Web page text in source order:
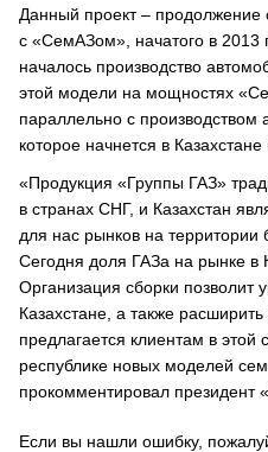
Данный проект – продолжение
с «СемАЗом», начатого в 2013
началось производство
этой модели на мощностях
параллельно с производством
которое начнется в Казахстане
«Продукция «Группы ГАЗ»
в странах СНГ, и Казахстан
для нас рынков на территории
Сегодня доля ГАЗа на рынке в
Организация сборки позволит
Казахстане, а также
предлагается клиентам в этой
республике новых моделей
прокомментировал президент
Если вы нашли ошибку,